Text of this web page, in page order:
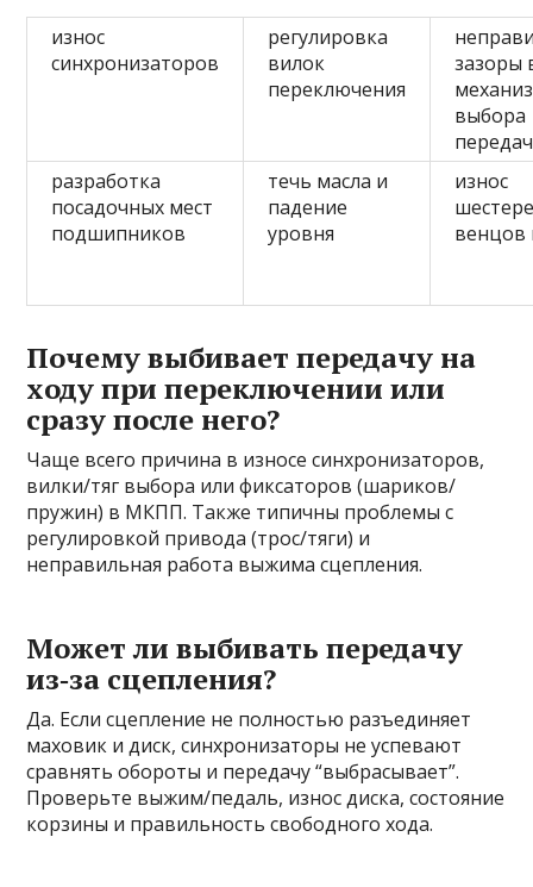
износ
синхронизаторов
регулировка
вилок
переключения
зазоры
выбора
передач
разработка
посадочных мест
подшипников
течь масла и
падение
уровня
износ
венцов
Почему выбивает передачу на
ходу при переключении или
сразу после него?
Чаще всего причина в износе синхронизаторов,
вилки/тяг выбора или фиксаторов (шариков/
пружин) в МКПП. Также типичны проблемы с
регулировкой привода (трос/тяги) и
неправильная работа выжима сцепления.
Может ли выбивать передачу
из‑за сцепления?
Да. Если сцепление не полностью разъединяет
маховик и диск, синхронизаторы не успевают
сравнять обороты и передачу “выбрасывает”.
Проверьте выжим/педаль, износ диска, состояние
корзины и правильность свободного хода.